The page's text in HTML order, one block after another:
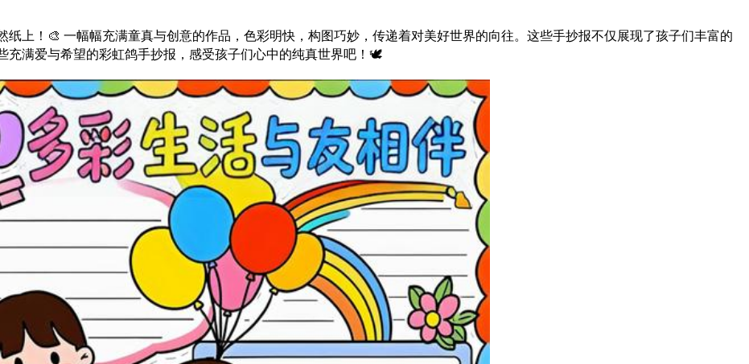
上！🎨 一幅幅充满童真与创意的作品，色彩明快，构图巧妙，传递着对美好世界的向往。这些手抄报不仅展现了孩子们丰富的
充满爱与希望的彩虹鸽手抄报，感受孩子们心中的纯真世界吧！🕊️